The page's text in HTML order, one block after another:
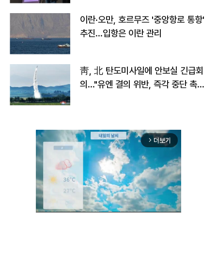
이란·오만, 호르무즈 '중앙항로 통항'
추진…입항은 이란 관리
靑, 北 탄도미사일에 안보실 긴급회
의…"유엔 결의 위반, 즉각 중단 촉
arrow_forward_ios 더보기